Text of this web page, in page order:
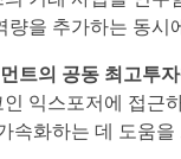
을 추가하는 동
트의 공동 최고투
익스포저에 접근
속화하는 데 도움